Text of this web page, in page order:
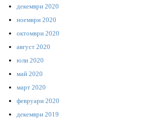
декември 2020
ноември 2020
октомври 2020
август 2020
юли 2020
май 2020
март 2020
февруари 2020
декември 2019